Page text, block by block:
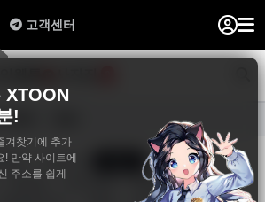
XTOON
!
겨찾기에 추가
만약 사이트에
주소를 쉽게
고객센터
재중
타지 #드라마
#재회물
#순정남
#엉뚱발랄녀